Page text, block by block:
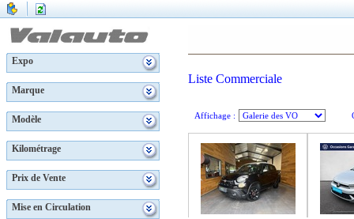
Expo
Marque
Modèle
Kilométrage
Prix de Vente
Mise en Circulation
Liste Commerciale
Affichage :